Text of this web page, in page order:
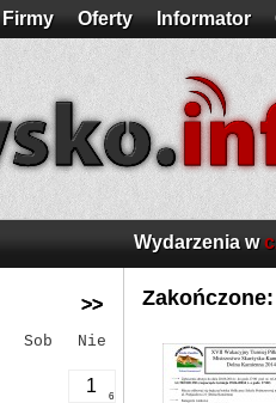
Firmy Oferty Informator
>>
Sob Nie
1
6
Wydarzenia w
Zakończone: